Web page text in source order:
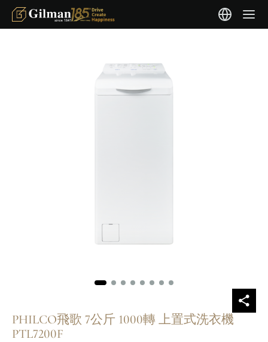
PHILCO飛歌 7公斤 1000轉 上置式洗衣機
PTL7200F